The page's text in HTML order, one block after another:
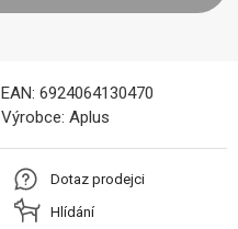
EAN: 6924064130470
Výrobce: Aplus
Dotaz prodejci
Hlídání